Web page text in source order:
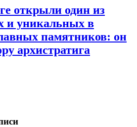
открыли один из
и уникальных в
памятников: он
архистратига